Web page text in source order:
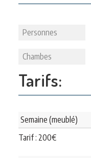
Personnes
Chambes
Tarifs:
Semaine (meublé)
Tarif : 200€